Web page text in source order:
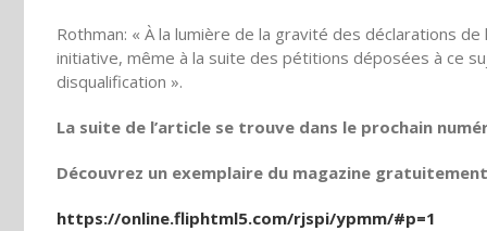
Rothman: « À la lumière de la gravité des déclarations
initiative, même à la suite des pétitions déposées à ce
disqualification ».
La suite de l’article se trouve dans le prochain
Découvrez un exemplaire du magazine
https://online.fliphtml5.com/rjspi/ypmm/#p=1